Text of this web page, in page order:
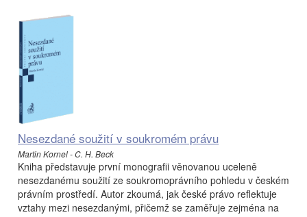
Nesezdané soužití v soukromém právu
Martin Kornel - C. H. Beck
Kniha představuje první monografii věnovanou uceleně
nesezdanému soužití ze soukromoprávního pohledu v českém
právním prostředí. Autor zkoumá, jak české právo reflektuje
vztahy mezi nesezdanými, přičemž se zaměřuje zejména na